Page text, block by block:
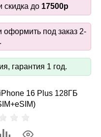
скидка до 17500р
оформить под заказ 2-
гарантия 1 год.
16 Plus 128ГБ